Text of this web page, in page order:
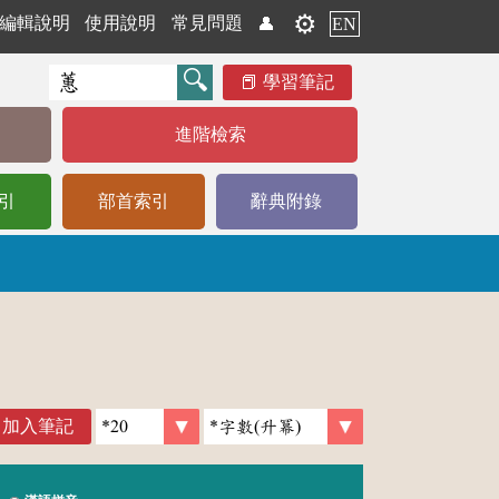
編輯說明 使用說明 常見問題 👤 ⚙️ EN
學習筆記
進階檢索
部首索引 辭典附錄
加入筆記